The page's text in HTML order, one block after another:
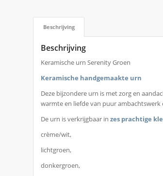
Beschrijving
Beschrijving
Keramische urn Serenity Groen
Keramische handgemaakte urn
Deze bijzondere urn is met zorg en
warmte en liefde van puur
De urn is verkrijgbaar inzes prachtige
crème/wit,
lichtgroen,
donkergroen,